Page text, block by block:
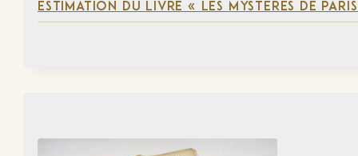
ESTIMATION DU LIVRE « LES MYSTÈRES DE